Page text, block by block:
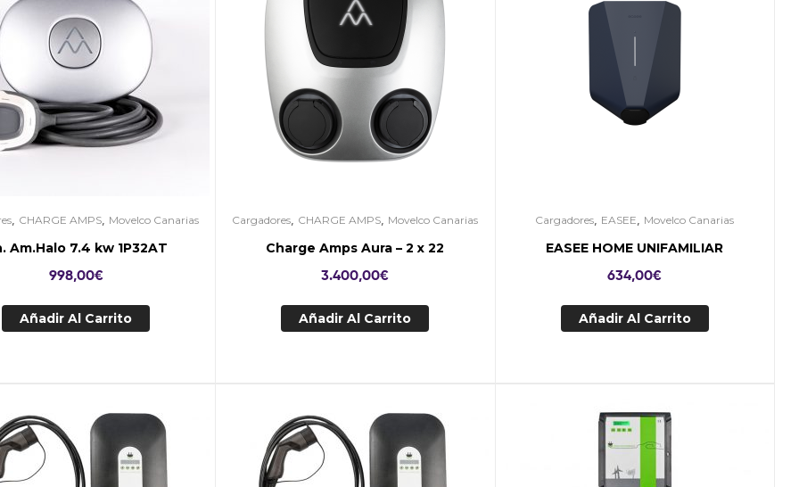
CHARGE AMPS Movelco Canarias
Am.Halo 7.4 kw 1P32AT
998,00€
Añadir Al Carrito
Cargadores CHARGE AMPS Movelco Canarias
Charge Amps Aura – 2 x 22
3.400,00€
Añadir Al Carrito
Cargadores EASEE Movelco Canarias
EASEE HOME UNIFAMILIAR
634,00€
Añadir Al Carrito